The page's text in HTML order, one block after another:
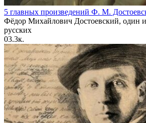
5 главных произведений Ф. М.
Фёдор Михайлович Достоевский, один
русских
03.3к.